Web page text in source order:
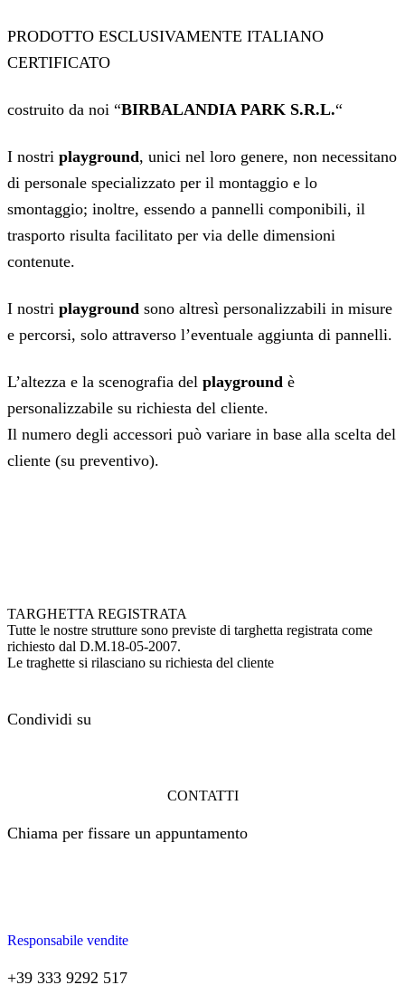
PRODOTTO ESCLUSIVAMENTE ITALIANO
CERTIFICATO
costruito da noi “BIRBALANDIA PARK S.R.L.“
I nostri playground, unici nel loro genere, non necessitano
di personale specializzato per il montaggio e lo
smontaggio; inoltre, essendo a pannelli componibili, il
trasporto risulta facilitato per via delle dimensioni
contenute.
I nostri playground sono altresì personalizzabili in misure
e percorsi, solo attraverso l’eventuale aggiunta di pannelli.
L’altezza e la scenografia del playground è
personalizzabile su richiesta del cliente.
Il numero degli accessori può variare in base alla scelta del
cliente (su preventivo).
TARGHETTA REGISTRATA
Tutte le nostre strutture sono previste di targhetta registrata come
richiesto dal D.M.18-05-2007.
Le traghette si rilasciano su richiesta del cliente
Condividi su
CONTATTI
Chiama per fissare un appuntamento
Responsabile vendite
+39 333 9292 517